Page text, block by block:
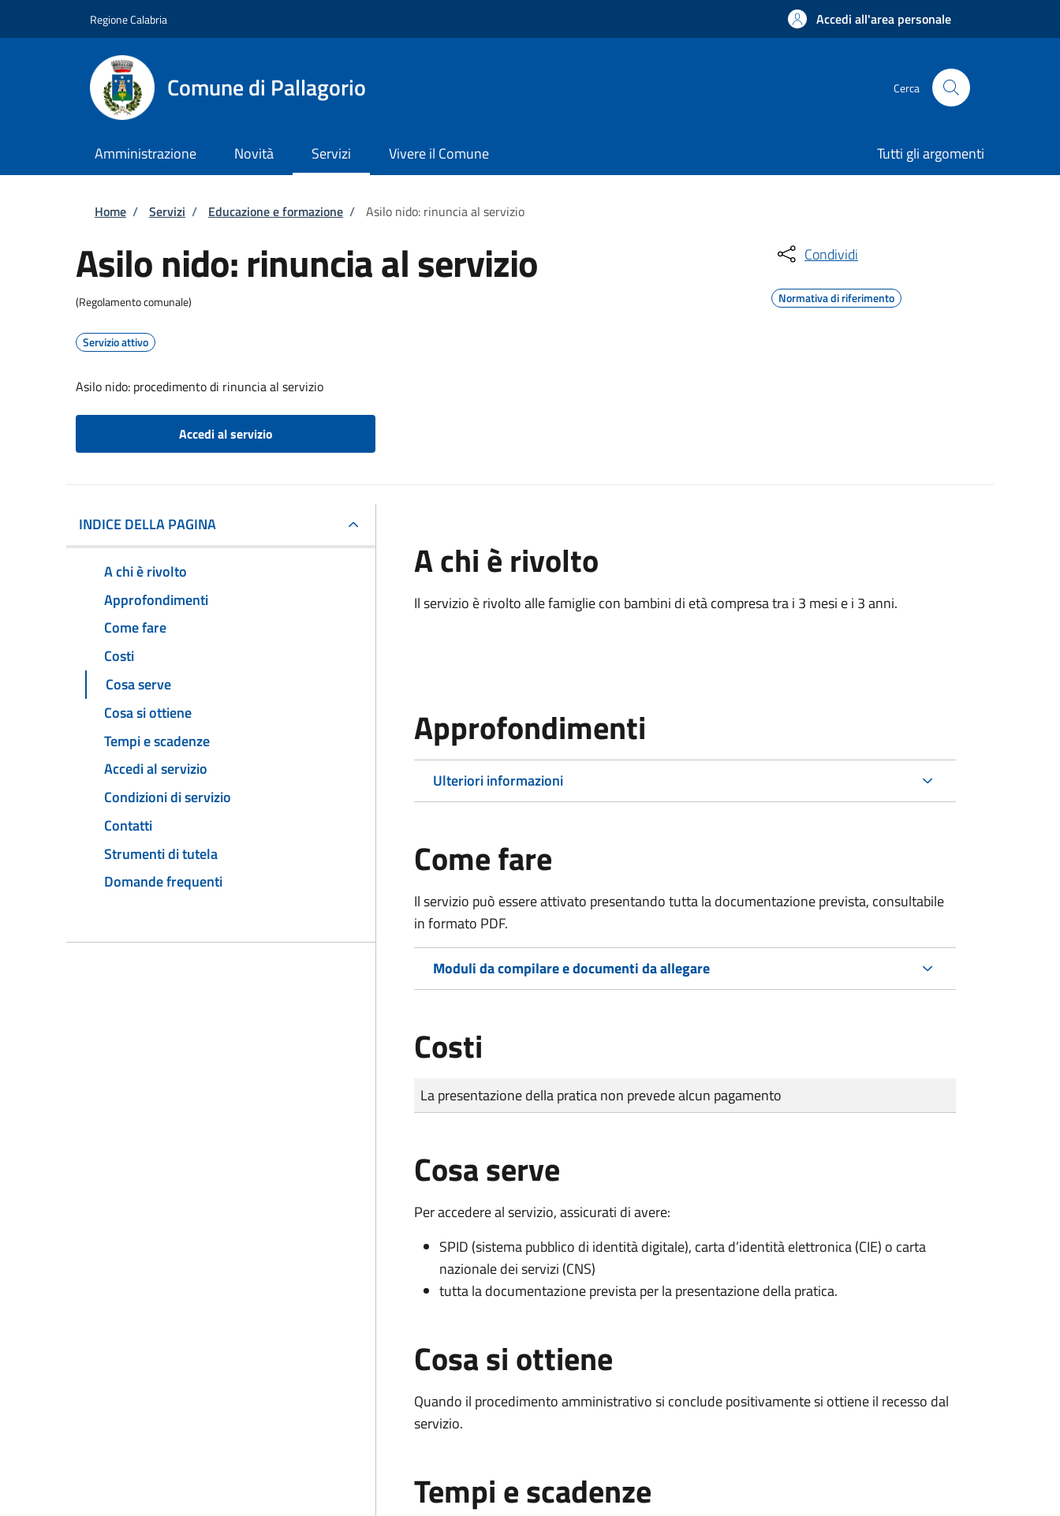
Regione Calabria Accedi all'area personale
Comune di Pallagorio Cerca
Amministrazione Novità Servizi Vivere il Comune Tutti gli argomenti
Briciole di pane
Home / Servizi / Educazione e formazione / Asilo nido: rinuncia al servizio
Asilo nido: rinuncia al servizio
(Regolamento comunale)
Servizio attivo
Asilo nido: procedimento di rinuncia al servizio
Accedi al servizio
Condividi
Normativa di riferimento
INDICE DELLA PAGINA
A chi è rivolto
Approfondimenti
Come fare
Costi
Cosa serve
Cosa si ottiene
Tempi e scadenze
Accedi al servizio
Condizioni di servizio
Contatti
Strumenti di tutela
Domande frequenti
A chi è rivolto
Il servizio è rivolto alle famiglie con bambini di età compresa tra i 3 mesi e i 3 anni.
Approfondimenti
Ulteriori informazioni
Come fare
Il servizio può essere attivato presentando tutta la documentazione prevista, consultabile
in formato PDF.
Moduli da compilare e documenti da allegare
Costi
Tipo di pagamento
Importo
La presentazione della pratica non prevede alcun pagamento
Cosa serve
Per accedere al servizio, assicurati di avere:
SPID (sistema pubblico di identità digitale), carta d’identità elettronica (CIE) o carta
nazionale dei servizi (CNS)
tutta la documentazione prevista per la presentazione della pratica.
Cosa si ottiene
Quando il procedimento amministrativo si conclude positivamente si ottiene il recesso dal
servizio.
Tempi e scadenze